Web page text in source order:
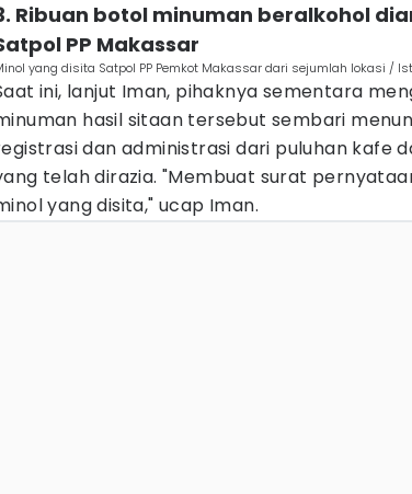
Ribuan botol minuman beralkohol
PP Makassar
yang disita Satpol PP Pemkot Makassar dari sejumlah lokasi /
ini, lanjut Iman, pihaknya sementara
hasil sitaan tersebut sembari
dan administrasi dari puluhan kafe
telah dirazia. "Membuat surat
yang disita," ucap Iman.